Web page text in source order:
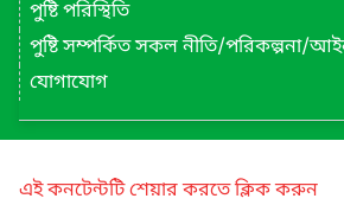
পুষ্টি পরিস্থিতি
পুষ্টি সম্পর্কিত সকল নীতি/পরিকল্পনা/
যোগাযোগ
এই কনটেন্টটি শেয়ার করতে ক্লিক করুন